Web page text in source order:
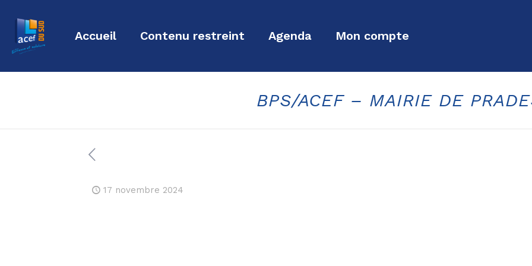
Accueil Contenu restreint Agenda Mon compte
BPS/ACEF – MAIRIE DE
17 novembre 2024